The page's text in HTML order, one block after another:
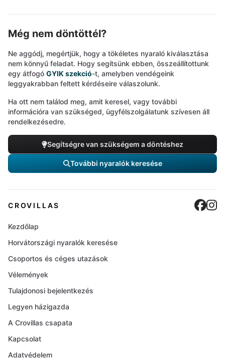
Még nem döntöttél?
Ne aggódj, megértjük, hogy a tökéletes nyaraló kiválasztása
nem könnyű feladat. Hogy segítsünk ebben, összeállítottunk
egy átfogó GYIK szekció-t, amelyben vendégeink
leggyakrabban feltett kérdéseire válaszolunk.
Ha ott nem találod meg, amit keresel, vagy további
információra van szükséged, ügyfélszolgálatunk szívesen áll
rendelkezésedre.
Segítségre van szükségem a döntéshez
További nyaralók keresése
CROVILLAS
Kezdőlap
Horvátországi nyaralók keresése
Csoportos és céges utazások
Vélemények
Tulajdonosi bejelentkezés
Legyen házigazda
A Crovillas csapata
Kapcsolat
Adatvédelem